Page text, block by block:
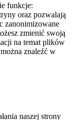
funkcje:
oraz pozwalają
zanonimizowane
zmienić swoją
na temat plików
znaleźć w
naszej strony